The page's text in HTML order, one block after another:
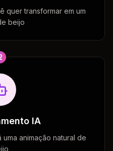
quer transformar em um
beijo
IA
uma animação natural de